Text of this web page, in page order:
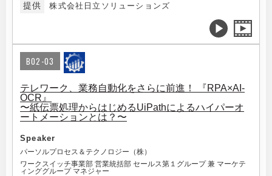
提供 株式会社日立ソリューションズ
B02-03
テレワーク、業務自動化をさらに前進！ 『RPA×AI-
OCR』
〜紙伝票処理からはじめるUiPathによるハイパーオ
ートメーションとは？〜
Speaker
パーソルプロセス＆テクノロジー（株）
ワークスイッチ事業部 営業統括部 セールス第１グループ 兼 マーケテ
ィンググループ マネジャー